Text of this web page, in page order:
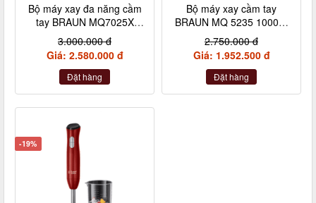
Bộ máy xay đa năng cầm
tay BRAUN MQ7025X
1000W màu đen
3.000.000 đ
Giá: 2.580.000 đ
Đặt hàng
Bộ máy xay cầm tay
BRAUN MQ 5235 1000W
4 chi tiết màu trắng
2.750.000 đ
Giá: 1.952.500 đ
Đặt hàng
-19%